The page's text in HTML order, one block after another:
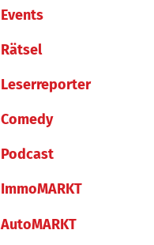
Events
Rätsel
Leserreporter
Comedy
Podcast
ImmoMARKT
AutoMARKT